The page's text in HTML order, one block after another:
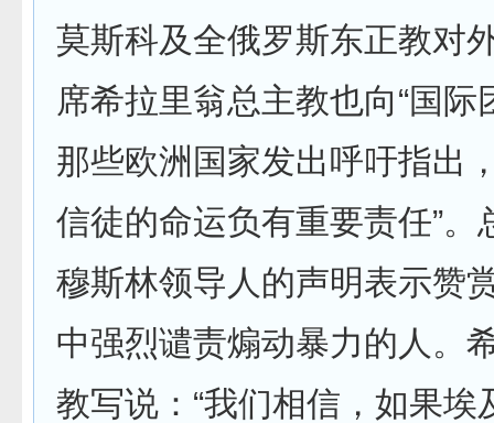
莫斯科及全俄罗斯东正教对
席希拉里翁总主教也向“国际
那些欧洲国家发出呼吁指出
信徒的命运负有重要责任”。
穆斯林领导人的声明表示赞
中强烈谴责煽动暴力的人。
教写说：“我们相信，如果埃